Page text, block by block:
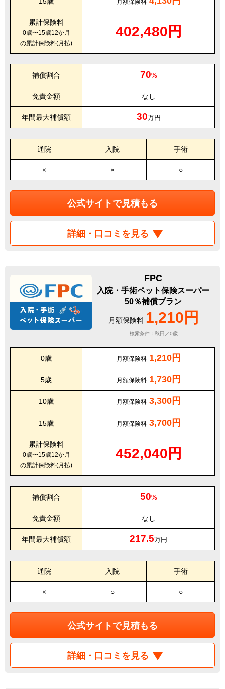
累計保険料
0歳〜15歳12か月
の累計保険料(月払)
402,480円
補償割合 70%
免責金額 なし
年間最大補償額 30万円
通院 入院 手術
× × ○
公式サイトで見積もる
詳細・口コミを見る
FPC
入院・手術ペット保険スーパー
50％補償プラン
月額保険料 1,210円
検索条件：秋田／0歳
0歳 月額保険料 1,210円
5歳 月額保険料 1,730円
10歳 月額保険料 3,300円
15歳 月額保険料 3,700円
累計保険料
0歳〜15歳12か月
の累計保険料(月払)
452,040円
補償割合 50%
免責金額 なし
年間最大補償額 217.5万円
通院 入院 手術
× ○ ○
公式サイトで見積もる
詳細・口コミを見る